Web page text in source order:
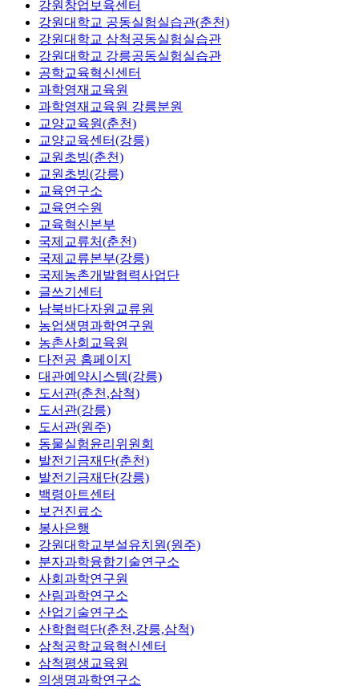
강원창업보육센터
강원대학교 공동실험실습관(춘천)
강원대학교 삼척공동실험실습관
강원대학교 강릉공동실험실습관
공학교육혁신센터
과학영재교육원
과학영재교육원 강릉분원
교양교육원(춘천)
교양교육센터(강릉)
교원초빙(춘천)
교원초빙(강릉)
교육연구소
교육연수원
교육혁신본부
국제교류처(춘천)
국제교류본부(강릉)
국제농촌개발협력사업단
글쓰기센터
남북바다자원교류원
농업생명과학연구원
농촌사회교육원
다전공 홈페이지
대관예약시스템(강릉)
도서관(춘천,삼척)
도서관(강릉)
도서관(원주)
동물실험윤리위원회
발전기금재단(춘천)
발전기금재단(강릉)
백령아트센터
보건진료소
봉사은행
강원대학교부설유치원(원주)
분자과학융합기술연구소
사회과학연구원
산림과학연구소
산업기술연구소
산학협력단(춘천,강릉,삼척)
삼척공학교육혁신센터
삼척평생교육원
의생명과학연구소